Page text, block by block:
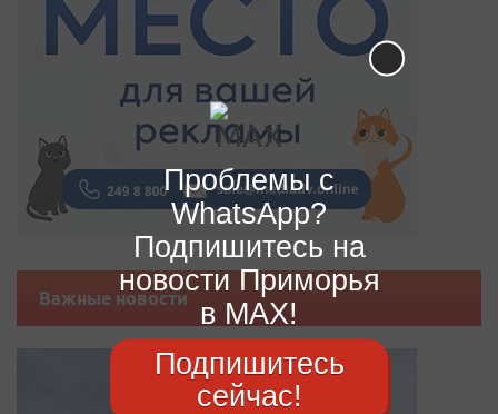
Важные новости
Проблемы с
WhatsApp?
Подпишитесь на
новости Приморья
в MAX!
Подпишитесь
сейчас!